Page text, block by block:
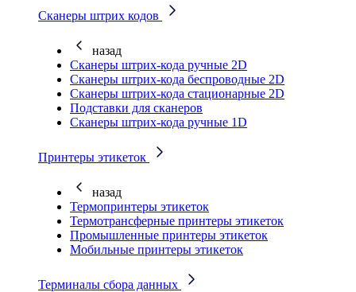
Сканеры штрих кодов
назад
Сканеры штрих-кода ручные 2D
Сканеры штрих-кода беспроводные 2D
Cканеры штрих-кода стационарные 2D
Подставки для сканеров
Сканеры штрих-кода ручные 1D
Принтеры этикеток
назад
Термопринтеры этикеток
Термотрансферные принтеры этикеток
Промышленные принтеры этикеток
Мобильные принтеры этикеток
Терминалы сбора данных